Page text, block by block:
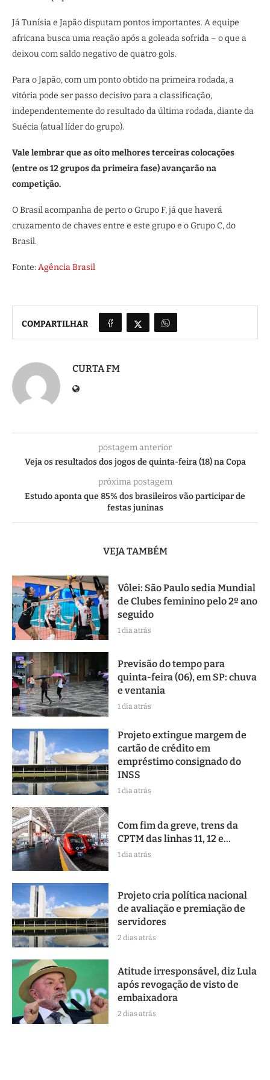
Já Tunísia e Japão disputam pontos importantes. A equipe
africana busca uma reação após a goleada sofrida – o que a
deixou com saldo negativo de quatro gols.
Para o Japão, com um ponto obtido na primeira rodada, a
vitória pode ser passo decisivo para a classificação,
independentemente do resultado da última rodada, diante da
Suécia (atual líder do grupo).
Vale lembrar que as oito melhores terceiras colocações
(entre os 12 grupos da primeira fase) avançarão na
competição.
O Brasil acompanha de perto o Grupo F, já que haverá
cruzamento de chaves entre e este grupo e o Grupo C, do
Brasil.
Fonte: Agência Brasil
COMPARTILHAR
CURTA FM
postagem anterior
Veja os resultados dos jogos de quinta-feira (18) na Copa
próxima postagem
Estudo aponta que 85% dos brasileiros vão participar de
festas juninas
VEJA TAMBÉM
Vôlei: São Paulo sedia Mundial
de Clubes feminino pelo 2º ano
seguido
1 dia atrás
Previsão do tempo para
quinta-feira (06), em SP: chuva
e ventania
1 dia atrás
Projeto extingue margem de
cartão de crédito em
empréstimo consignado do
INSS
1 dia atrás
Com fim da greve, trens da
CPTM das linhas 11, 12 e...
1 dia atrás
Projeto cria política nacional
de avaliação e premiação de
servidores
2 dias atrás
Atitude irresponsável, diz Lula
após revogação de visto de
embaixadora
2 dias atrás